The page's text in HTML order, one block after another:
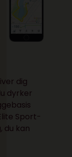
dig
dyrker
Sport-
du kan